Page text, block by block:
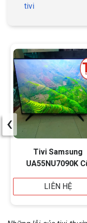
tivi
Tivi Samsung
UA55NU7090K
LIÊN HỆ
‹